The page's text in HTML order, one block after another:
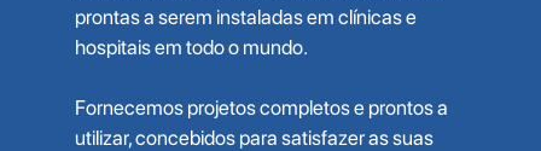
prontas a serem instaladas em clínicas e
hospitais em todo o mundo.
Fornecemos projetos completos e prontos a
utilizar, concebidos para satisfazer as suas